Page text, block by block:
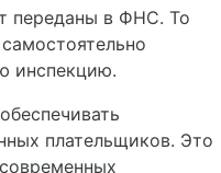
переданы в ФНС. То
инспекцию.
плательщиков. Это